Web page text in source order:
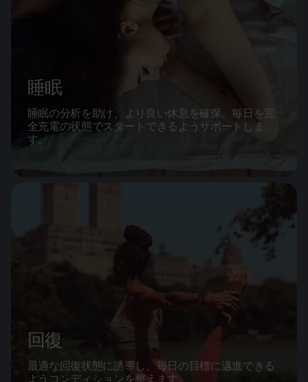
睡眠
睡眠の分析を助け、より良い休息を確保。毎日を完
全充電の状態でスタートできるようサポートしま
す。
回復
最適な回復状態に誘導し、毎日の目標に邁進できる
ようコンディションを整えます。